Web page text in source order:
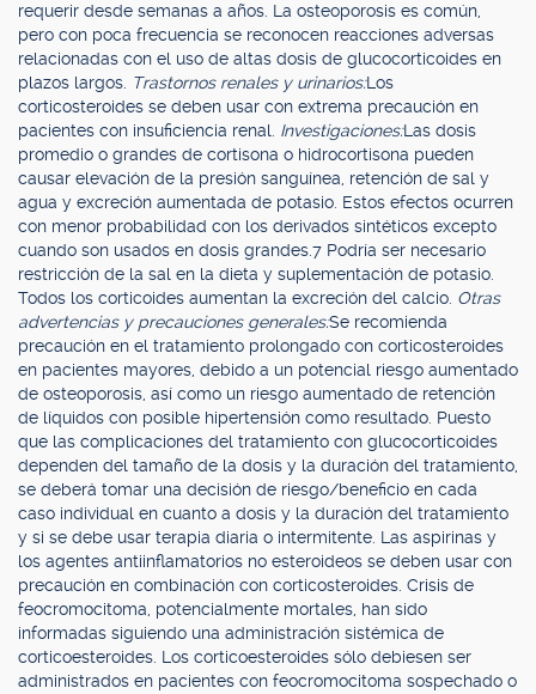
requerir desde semanas a años. La osteoporosis es común,
pero con poca frecuencia se reconocen reacciones adversas
relacionadas con el uso de altas dosis de glucocorticoides en
plazos largos. Trastornos renales y urinarios:Los
corticosteroides se deben usar con extrema precaución en
pacientes con insuficiencia renal. Investigaciones:Las dosis
promedio o grandes de cortisona o hidrocortisona pueden
causar elevación de la presión sanguínea, retención de sal y
agua y excreción aumentada de potasio. Estos efectos ocurren
con menor probabilidad con los derivados sintéticos excepto
cuando son usados en dosis grandes.7 Podría ser necesario
restricción de la sal en la dieta y suplementación de potasio.
Todos los corticoides aumentan la excreción del calcio. Otras
advertencias y precauciones generales:Se recomienda
precaución en el tratamiento prolongado con corticosteroides
en pacientes mayores, debido a un potencial riesgo aumentado
de osteoporosis, así como un riesgo aumentado de retención
de líquidos con posible hipertensión como resultado. Puesto
que las complicaciones del tratamiento con glucocorticoides
dependen del tamaño de la dosis y la duración del tratamiento,
se deberá tomar una decisión de riesgo/beneficio en cada
caso individual en cuanto a dosis y la duración del tratamiento
y si se debe usar terapia diaria o intermitente. Las aspirinas y
los agentes antiinflamatorios no esteroideos se deben usar con
precaución en combinación con corticosteroides. Crisis de
feocromocitoma, potencialmente mortales, han sido
informadas siguiendo una administración sistémica de
corticoesteroides. Los corticoesteroides sólo debiesen ser
administrados en pacientes con feocromocitoma sospechado o